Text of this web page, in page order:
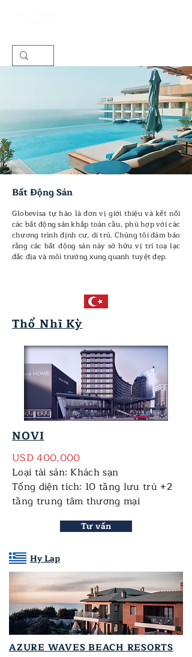
Bất Động Sản
Globevisa tự hào là đơn vị giới thiệu và kết nối
các bất động sản khắp toàn cầu, phù hợp với các
chương trình định cư, di trú. Chúng tôi đảm bảo
rằng các bất động sản này sở hữu vị trí toạ lạc
đắc địa và môi trường xung quanh tuyệt đẹp.
Thổ Nhĩ Kỳ
NOVI
USD 400,000
Loại tài sản: Khách sạn
Tổng diện tích: 10 tầng lưu trú +2
tầng trung tâm thương mại
Tư vấn
Hy Lạp
AZURE WAVES BEACH RESORTS